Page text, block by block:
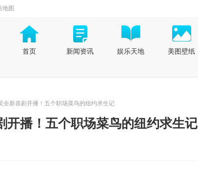
地图
首页 新闻资讯 娱乐天地 美图壁纸
全新喜剧开播！五个职场菜鸟的纽约求生记
开播！五个职场菜鸟的纽约求生记